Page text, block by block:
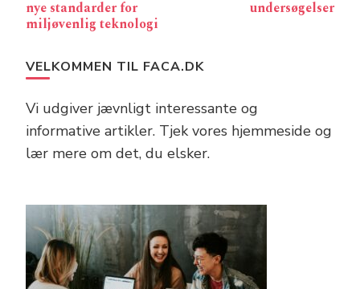
nye standarder for
miljøvenlig teknologi
undersøgelser
VELKOMMEN TIL FACA.DK
Vi udgiver jævnligt interessante og
informative artikler. Tjek vores hjemmeside og
lær mere om det, du elsker.